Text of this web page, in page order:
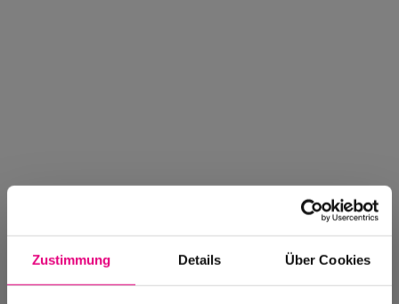
Zustimmung Details Über Cookies